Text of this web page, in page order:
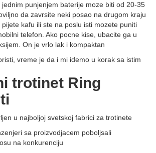
punjenjem baterije moze biti od 20-35
da zavrsite neki posao na drugom kraju
kafu ili ste na poslu isti mozete puniti
telefon. Ako pocne kise, ubacite ga u
On je vrlo lak i kompaktan
vreme je da i mi idemo u korak sa istim
trotinet Ring
u najboljoj svetskoj fabrici za trotinete
sa proizvodjacem poboljsali
na konkurenciju